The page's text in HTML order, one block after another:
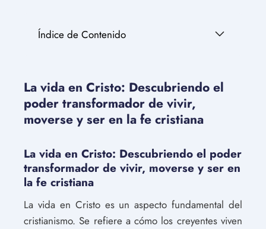
Índice de Contenido
La vida en Cristo: Descubriendo el
poder transformador de vivir,
moverse y ser en la fe cristiana
La vida en Cristo: Descubriendo el poder
transformador de vivir, moverse y ser en
la fe cristiana
La vida en Cristo es un aspecto fundamental del
cristianismo. Se refiere a cómo los creyentes viven